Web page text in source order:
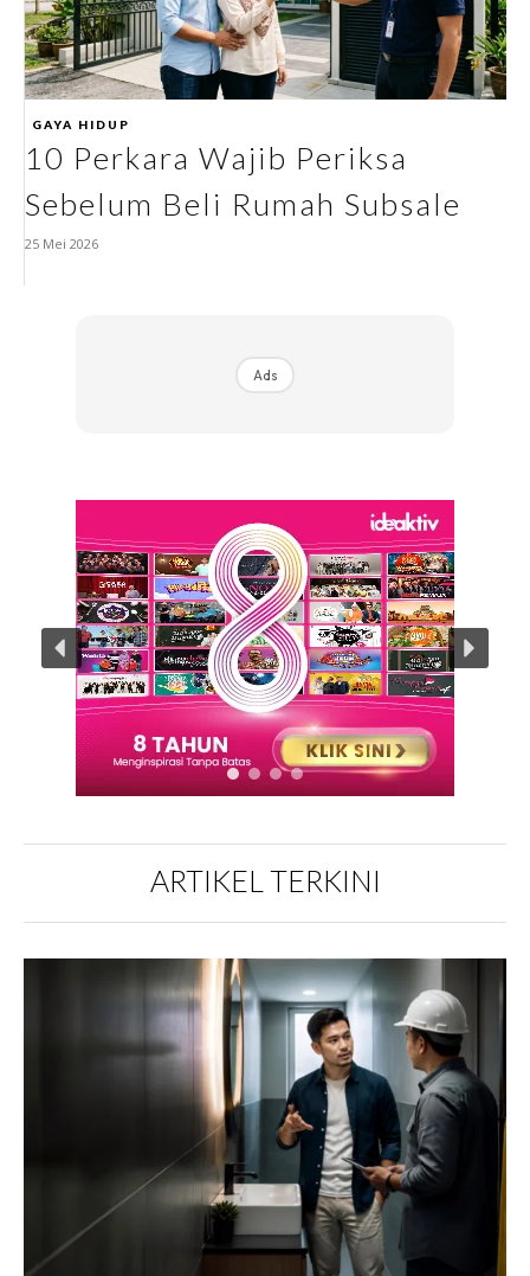
GAYA HIDUP
10 Perkara Wajib Periksa
Sebelum Beli Rumah Subsale
25 Mei 2026
Ads
ARTIKEL TERKINI